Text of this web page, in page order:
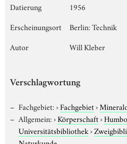
Datierung
1956
Erscheinungsort
Berlin: Technik
Autor
Will Kleber
Verschlagwortung
Fachgebiet:›Fachgebiet›
Allgemein:›Körperschaft›
Universitätsbibliothek›